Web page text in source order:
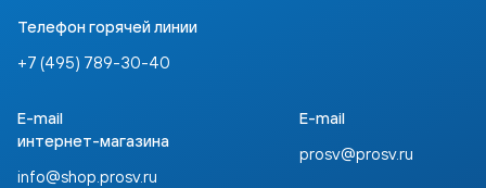
Телефон горячей линии
+7 (495) 789-30-40
E-mail
интернет-магазина
info@shop.prosv.ru
E-mail
prosv@prosv.ru